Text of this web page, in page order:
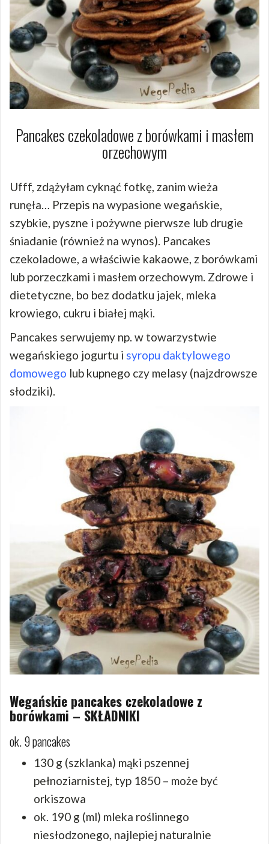
Pancakes czekoladowe z borówkami i masłem
orzechowym
Ufff, zdążyłam cyknąć fotkę, zanim wieża
runęła… Przepis na wypasione wegańskie,
szybkie, pyszne i pożywne pierwsze lub drugie
śniadanie (również na wynos). Pancakes
czekoladowe, a właściwie kakaowe, z borówkami
lub porzeczkami i masłem orzechowym. Zdrowe i
dietetyczne, bo bez dodatku jajek, mleka
krowiego, cukru i białej mąki.
Pancakes serwujemy np. w towarzystwie
wegańskiego jogurtu i syropu daktylowego
domowego lub kupnego czy melasy (najzdrowsze
słodziki).
Wegańskie pancakes czekoladowe z
borówkami – SKŁADNIKI
ok. 9 pancakes
130 g (szklanka) mąki pszennej
pełnoziarnistej, typ 1850 – może być
orkiszowa
ok. 190 g (ml) mleka roślinnego
niesłodzonego, najlepiej naturalnie